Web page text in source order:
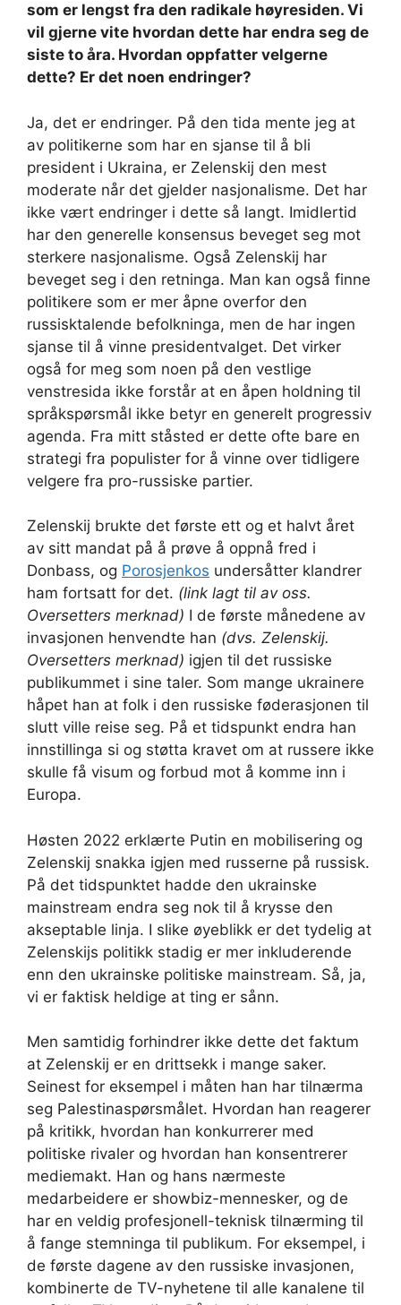
som er lengst fra den radikale høyresiden. Vi
vil gjerne vite hvordan dette har endra seg de
siste to åra. Hvordan oppfatter velgerne
dette? Er det noen endringer?
Ja, det er endringer. På den tida mente jeg at
av politikerne som har en sjanse til å bli
president i Ukraina, er Zelenskij den mest
moderate når det gjelder nasjonalisme. Det har
ikke vært endringer i dette så langt. Imidlertid
har den generelle konsensus beveget seg mot
sterkere nasjonalisme. Også Zelenskij har
beveget seg i den retninga. Man kan også finne
politikere som er mer åpne overfor den
russisktalende befolkninga, men de har ingen
sjanse til å vinne presidentvalget. Det virker
også for meg som noen på den vestlige
venstresida ikke forstår at en åpen holdning til
språkspørsmål ikke betyr en generelt progressiv
agenda. Fra mitt ståsted er dette ofte bare en
strategi fra populister for å vinne over tidligere
velgere fra pro-russiske partier.
Zelenskij brukte det første ett og et halvt året
av sitt mandat på å prøve å oppnå fred i
Donbass, og Porosjenkos undersåtter klandrer
ham fortsatt for det. (link lagt til av oss.
Oversetters merknad) I de første månedene av
invasjonen henvendte han (dvs. Zelenskij.
Oversetters merknad) igjen til det russiske
publikummet i sine taler. Som mange ukrainere
håpet han at folk i den russiske føderasjonen til
slutt ville reise seg. På et tidspunkt endra han
innstillinga si og støtta kravet om at russere ikke
skulle få visum og forbud mot å komme inn i
Europa.
Høsten 2022 erklærte Putin en mobilisering og
Zelenskij snakka igjen med russerne på russisk.
På det tidspunktet hadde den ukrainske
mainstream endra seg nok til å krysse den
akseptable linja. I slike øyeblikk er det tydelig at
Zelenskijs politikk stadig er mer inkluderende
enn den ukrainske politiske mainstream. Så, ja,
vi er faktisk heldige at ting er sånn.
Men samtidig forhindrer ikke dette det faktum
at Zelenskij er en drittsekk i mange saker.
Seinest for eksempel i måten han har tilnærma
seg Palestinaspørsmålet. Hvordan han reagerer
på kritikk, hvordan han konkurrerer med
politiske rivaler og hvordan han konsentrerer
mediemakt. Han og hans nærmeste
medarbeidere er showbiz-mennesker, og de
har en veldig profesjonell-teknisk tilnærming til
å fange stemninga til publikum. For eksempel, i
de første dagene av den russiske invasjonen,
kombinerte de TV-nyhetene til alle kanalene til